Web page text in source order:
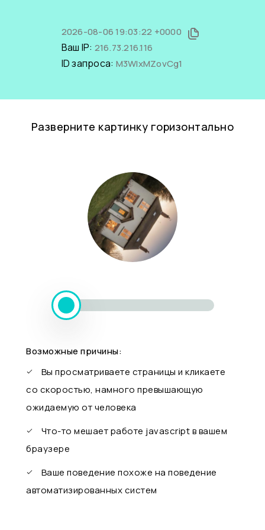
2026-08-06 19:03:22 +0000
Ваш IP: 216.73.216.116
ID запроса: M3WIxMZovCg1
Разверните картинку горизонтально
Возможные причины:
Вы просматриваете страницы и кликаете
со скоростью, намного превышающую
ожидаемую от человека
Что-то мешает работе javascript в вашем
браузере
Ваше поведение похоже на поведение
автоматизированных систем